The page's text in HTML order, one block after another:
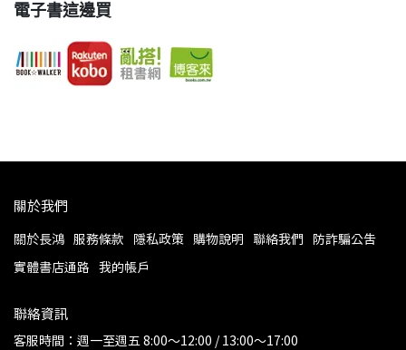
電子書這邊買
關於我們
關於長鴻 服務條款 隱私政策 購物說明 聯絡我們 防詐騙公告
實體書店通路 我的帳戶
聯絡資訊
客服時間：週一至週五 8:00～12:00 / 13:00～17:00